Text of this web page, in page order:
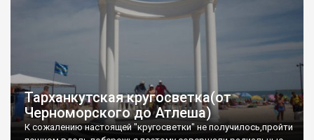
Тарханкутская кругосветка(от
Черноморского до Атлеша)
К сожалению настоящей "кругосветки" не получилось,пройти